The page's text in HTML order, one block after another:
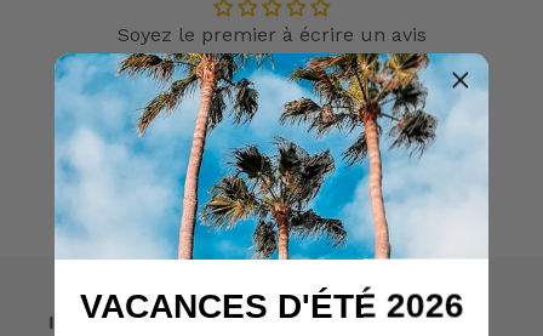
Soyez le premier à écrire un avis
Écrire un avis
Informations
VACANCES D'ÉTÉ 2026